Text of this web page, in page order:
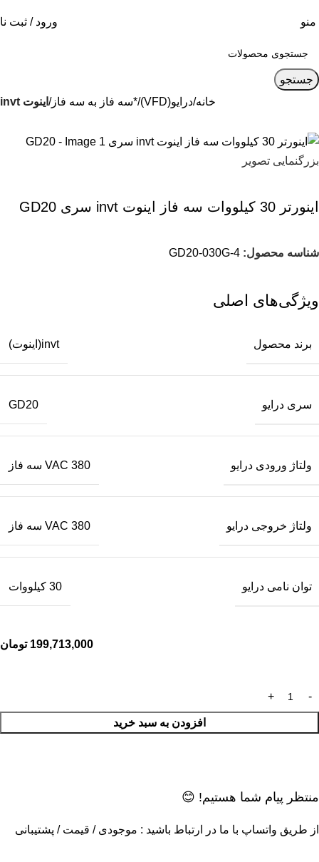
منو ورود / ثبت
جستجو
خانه درایو(VFD) *سه فاز به سه فاز اینوت invt
بزرگنمایی تصویر
اينورتر 30 کیلووات سه فاز اینوت invt سری GD20
شناسه محصول: GD20-030G-4
ویژگی‌های اصلی
برند محصول invt(اینوت)
سری درایو GD20
ولتاژ ورودی درایو 380 VAC سه فاز
ولتاژ خروجی درایو 380 VAC سه فاز
توان نامی درایو 30 کیلووات
199,713,000 تومان
افزودن به سبد خرید
منتظر پیام شما هستیم! 😊
از طریق واتساپ با ما در ارتباط باشید : موجودی / قیمت / پشتیبانی